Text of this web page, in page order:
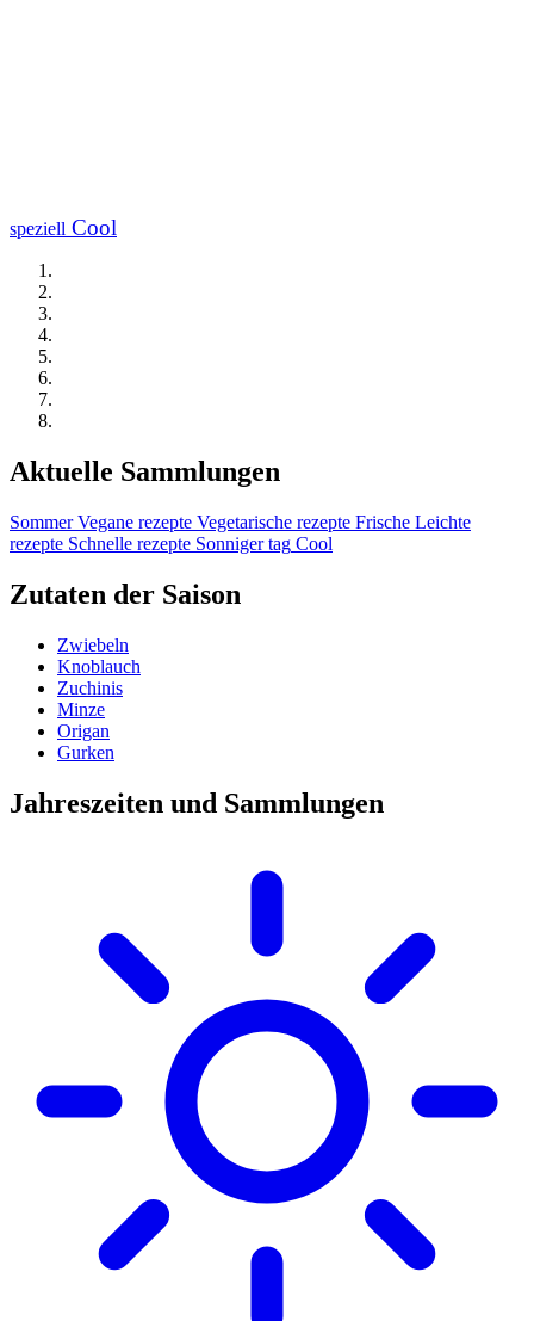
speziell Cool
Aktuelle Sammlungen
Sommer Vegane rezepte Vegetarische rezepte Frische Leichte
rezepte Schnelle rezepte Sonniger tag Cool
Zutaten der Saison
Zwiebeln
Knoblauch
Zuchinis
Minze
Origan
Gurken
Jahreszeiten und Sammlungen